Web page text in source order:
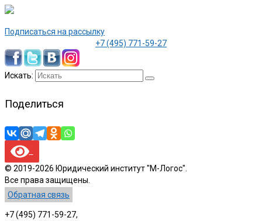
Подписаться на рассылку
+7 (495) 771-59-27
Искать:
Поделиться
© 2019-2026 Юридический институт "М-Логос".
Все права защищены.
Обратная связь
+7 (495) 771-59-27,